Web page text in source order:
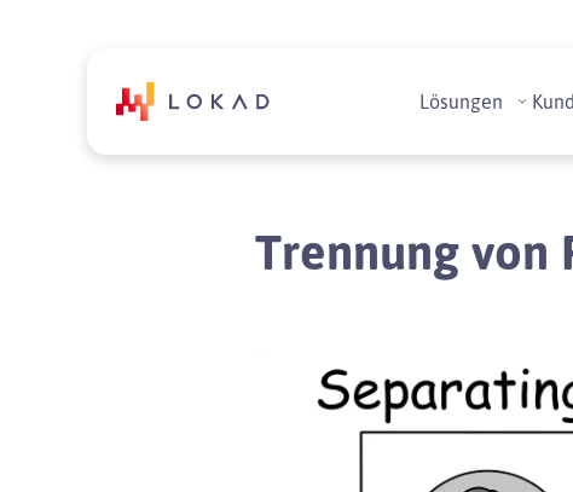
Lösungen
Trennung von